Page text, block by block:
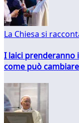
La Chiesa si
I laici prenderanno
come può